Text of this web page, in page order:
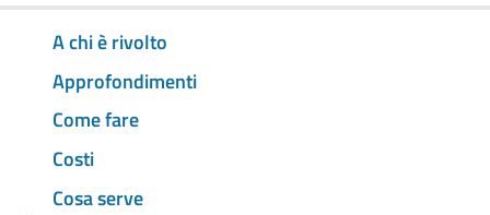
A chi è rivolto
Approfondimenti
Come fare
Costi
Cosa serve